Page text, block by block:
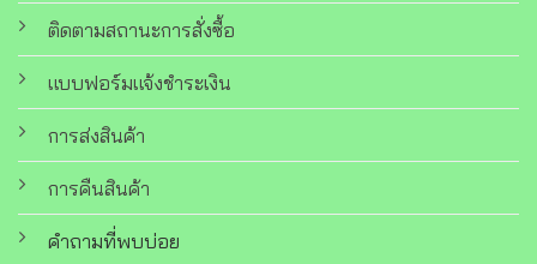
ติดตามสถานะการสั่งซื้อ
แบบฟอร์มแจ้งชำระเงิน
การส่งสินค้า
การคืนสินค้า
คำถามที่พบบ่อย